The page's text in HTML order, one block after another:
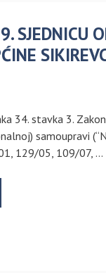
SJEDNICU
34. stavka 3.
samoupravi
129/05, 109/07, …